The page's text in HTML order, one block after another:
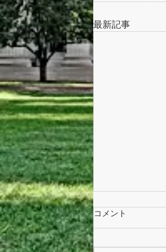
最新記事
コメント